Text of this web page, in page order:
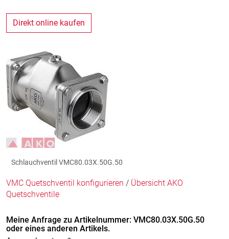
Direkt online kaufen
Schlauchventil VMC80.03X.50G.50
VMC Quetschventil konfigurieren / Übersicht AKO
Quetschventile
Meine Anfrage zu Artikelnummer: VMC80.03X.50G.50
oder eines anderen Artikels.